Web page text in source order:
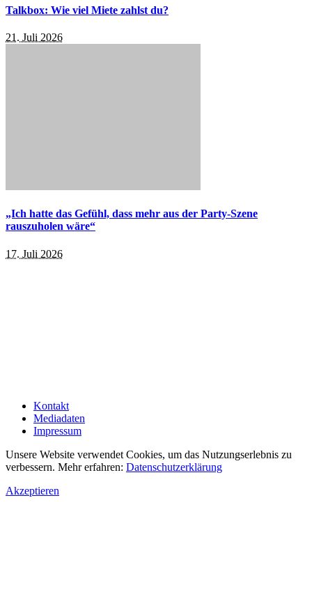
Talkbox: Wie viel Miete zahlst du?
21. Juli 2026
„Ich hatte das Gefühl, dass mehr aus der Party-Szene
rauszuholen wäre“
17. Juli 2026
Kontakt
Mediadaten
Impressum
Unsere Website verwendet Cookies, um das Nutzungserlebnis zu
verbessern. Mehr erfahren: Datenschutzerklärung
Akzeptieren